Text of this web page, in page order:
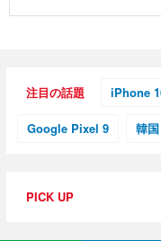
注目の話題 iPhone
Google Pixel 9 韓
PICK UP